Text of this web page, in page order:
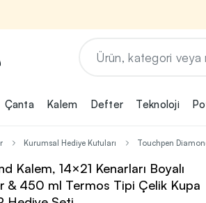
İhtiyacın
baskı
teklif
Çanta Kalem Defter Teknoloji
Kurumsal Hediye Kutuları Touchpen
Kalem, 14×21 Kenarları Boyalı
& 450 ml Termos Tipi Çelik Kupa